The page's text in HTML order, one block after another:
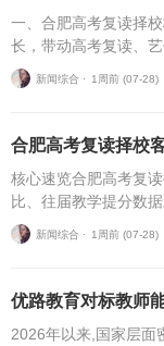
一、合肥高考复读择
长，带动高考复读、
生与家长在挑选复读
遭遇机构资质不全...
新闻综合 ⋅ 1周前 (07-28)
合肥高考复读择校
核心速览合肥高考复
比、往届教学提分数
机构办学规模，结合
适配的备考平台，是更
新闻综合 ⋅ 1周前 (07-28)
优路教育对标教师
2026年以来,国家层